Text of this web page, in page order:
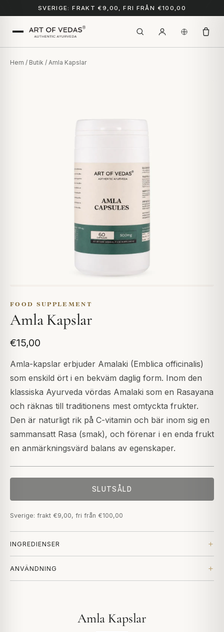
SVERIGE: FRAKT €9,00, FRI FRÅN €100,00
Hem / Butik / Amla Kapslar
FOOD SUPPLEMENT
Amla Kapslar
€15,00
Amla-kapslar erbjuder Amalaki (Emblica officinalis)
som enskild ört i en bekväm daglig form. Inom den
klassiska Ayurveda vördas Amalaki som en Rasayana
och räknas till traditionens mest omtyckta frukter.
Den är naturligt rik på C-vitamin och bär inom sig en
sammansatt Rasa (smak), och förenar i en enda frukt
en anmärkningsvärd balans av egenskaper.
SLUTSÅLD
Sverige: frakt €9,00, fri från €100,00
INGREDIENSER
ANVÄNDNING
Amla Kapslar